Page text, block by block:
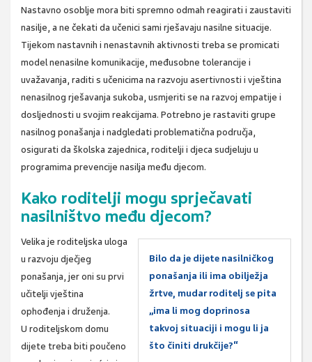
Nastavno osoblje mora biti spremno odmah reagirati i zaustaviti
nasilje, a ne čekati da učenici sami rješavaju nasilne situacije.
Tijekom nastavnih i nenastavnih aktivnosti treba se promicati
model nenasilne komunikacije, međusobne tolerancije i
uvažavanja, raditi s učenicima na razvoju asertivnosti i vještina
nenasilnog rješavanja sukoba, usmjeriti se na razvoj empatije i
dosljednosti u svojim reakcijama. Potrebno je rastaviti grupe
nasilnog ponašanja i nadgledati problematična područja,
osigurati da školska zajednica, roditelji i djeca sudjeluju u
programima prevencije nasilja među djecom.
Kako roditelji mogu sprječavati
nasilništvo među djecom?
Bilo da je dijete nasilničkog
ponašanja ili ima obilježja
žrtve, mudar roditelj se pita
„ima li mog doprinosa
takvoj situaciji i mogu li ja
što činiti drukčije?“
Velika je roditeljska uloga
u razvoju dječjeg
ponašanja, jer oni su prvi
učitelji vještina
ophođenja i druženja.
U roditeljskom domu
dijete treba biti poučeno